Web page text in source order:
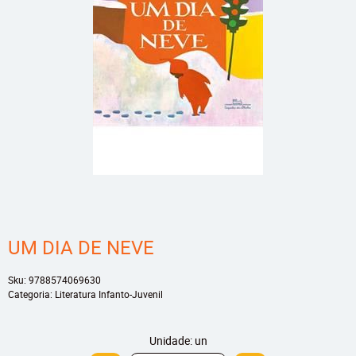
UM DIA DE NEVE
Sku: 9788574069630
Categoria: Literatura Infanto-Juvenil
Unidade: un